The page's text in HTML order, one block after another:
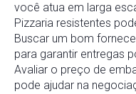
você atua em larga
Pizzaria resistentes
Buscar um bom
para garantir entregas
Avaliar o preço de
pode ajudar na